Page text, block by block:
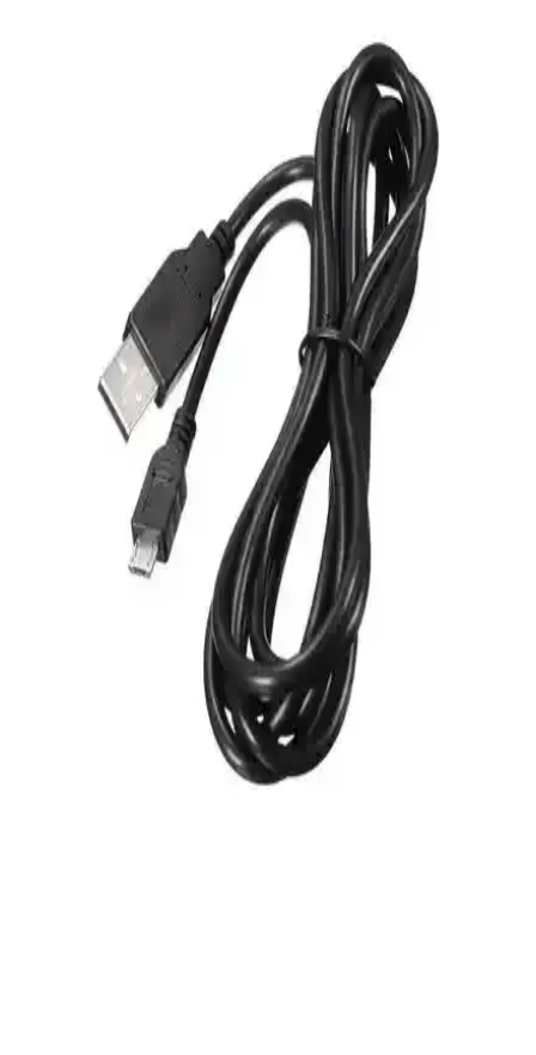
AI destekli PSSR teknolojisi ve gelişmiş donanım detaylara önem
PlayStation 5'in Güçlü Donanımı ve Yüksek
Performanslı Oyun Deneyimi
PlayStation 5, güçlü işlemci, yüksek hızlı SSD ve gelişmiş grafik
kartıyla yüksek çözünürlükte akıcı oyun deneyimi sunar, oyunculara
yeni nesil oyunların kapılarını aralar.
PlayStation 5: Güçlü Donanımı ve Yenilikçi
Özellikleriyle Oyun Dünyasında Devrim Yaratıyor
PlayStation 5, güçlü donanımı, yenilikçi teknolojileri ve şık
tasarımıyla oyun ve eğlence dünyasında öne çıkıyor. Hızlı yükleme,
gelişmiş grafikler ve çevresel ses özellikleriyle yeni nesil deneyim
PlayStation 4 Kontrol Cihazları ve Güncel Trendler
Hakkında Kapsamlı Rehber
PS4 kontrol cihazları, oyun deneyimini doğrudan etkiler. Farklı
modeller, fiyatlar ve alım seçenekleriyle ilgili detaylar burada. Doğru
seçim yapmanız için ipuçları ve trendler bu rehberde.
MediaMarkt'ta PS5 Kol Fırsatları ve Güncel Satış
Seçenekleri Hakkında Bilgiler
MediaMarkt'ta PS5 ve aksesuarları için güncel fırsatları ve güvenilir
alışveriş imkanlarını keşfedin. Sınırlı stoklara rağmen, indirimler ve
taksit seçenekleriyle en iyi seçimleri yapın.
PlayStation Pulse 3D Kulaklık ile Oyun